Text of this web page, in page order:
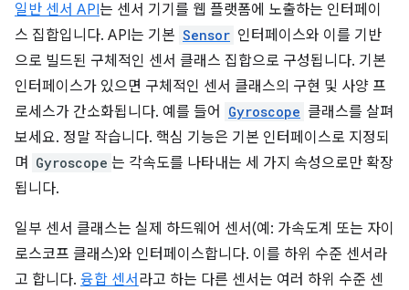
일반 센서 API는 센서 기기를 웹 플랫폼에 노출하는 인터페이
스 집합입니다. API는 기본 Sensor 인터페이스와 이를 기반
으로 빌드된 구체적인 센서 클래스 집합으로 구성됩니다. 기본
인터페이스가 있으면 구체적인 센서 클래스의 구현 및 사양 프
로세스가 간소화됩니다. 예를 들어
Gyroscope 클래스를 살펴
보세요. 정말 작습니다. 핵심 기능은 기본 인터페이스로 지정되
며
Gyroscope 는 각속도를 나타내는 세 가지 속성으로만 확장
됩니다.
일부 센서 클래스는 실제 하드웨어 센서(예: 가속도계 또는 자이
로스코프 클래스)와 인터페이스합니다. 이를 하위 수준 센서라
고 합니다. 융합 센서 라고 하는 다른 센서는 여러 하위 수준 센